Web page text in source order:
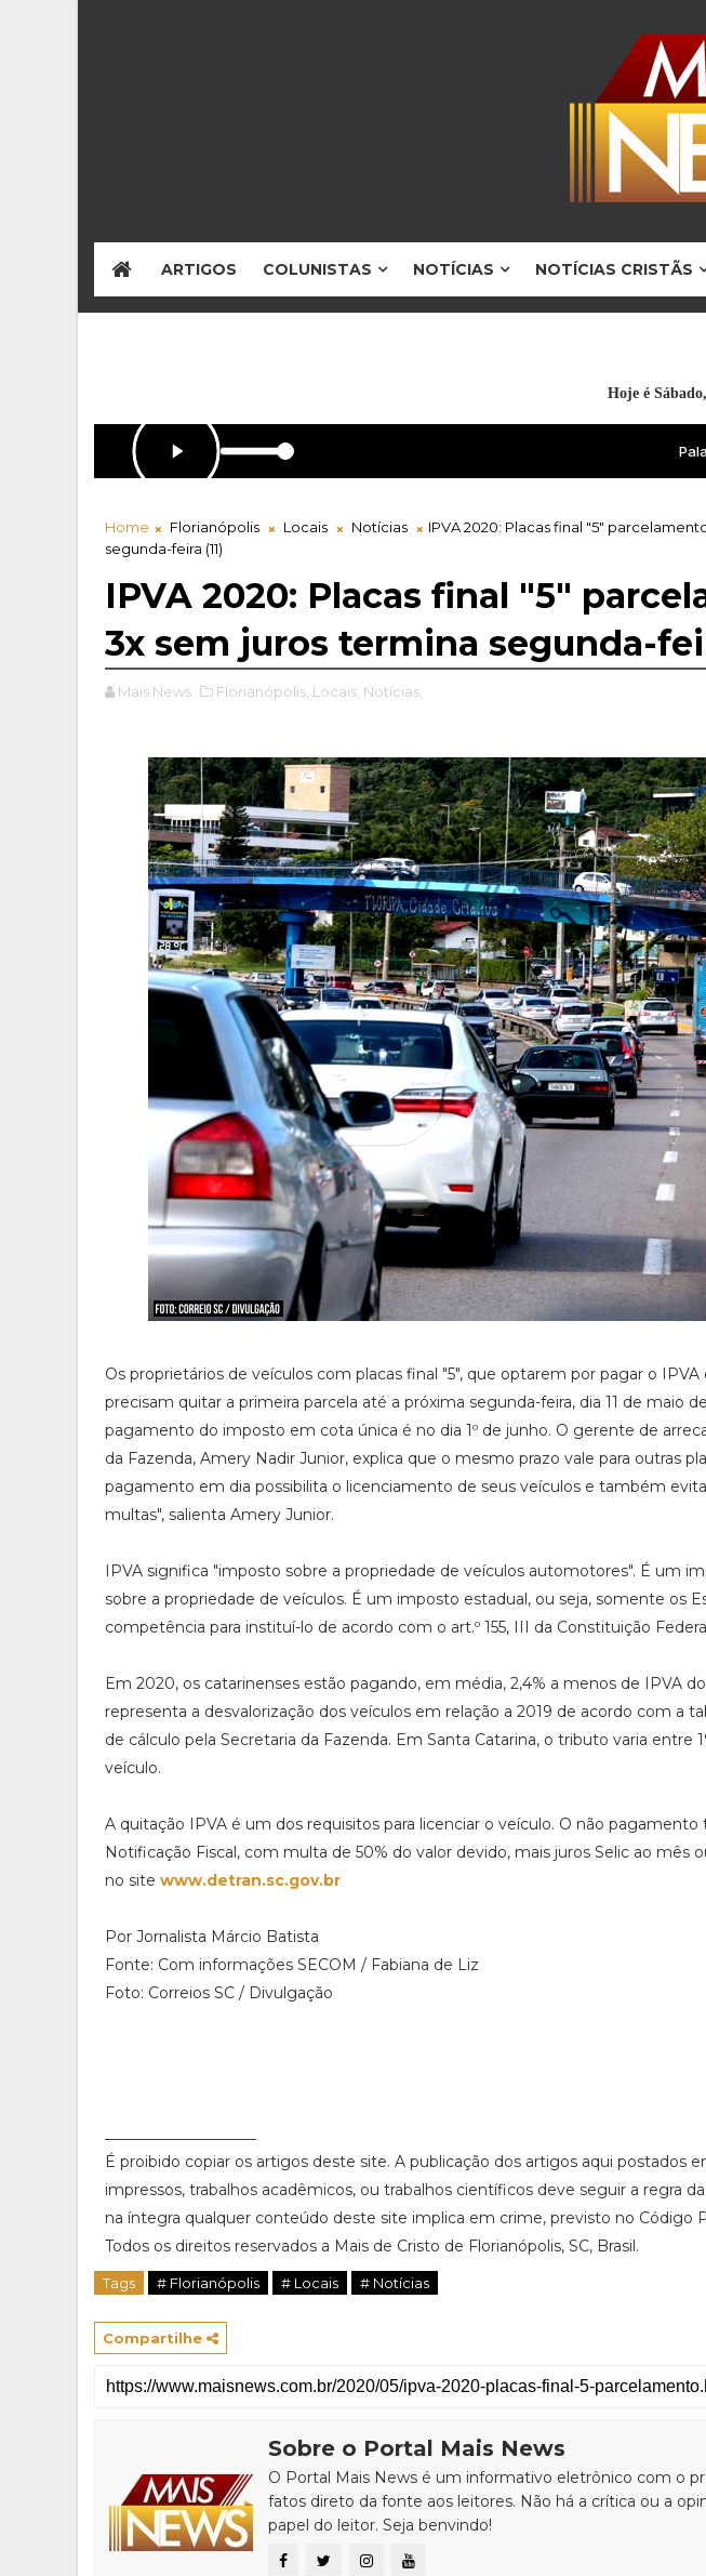
ARTIGOS COLUNISTAS NOTÍCIAS NOTÍCIAS CRISTÃS
Hoje é
Home Florianópolis Locais Notícias
IPVA 2020: Placas final "5"
segunda-feira (11)
IPVA 2020: Placas final "5"
3x sem juros termina segunda-
Mais News Florianópolis, Locais, Notícias,
Os proprietários de veículos com placas final "5", que optarem por pagar o
precisam quitar a primeira parcela até a próxima segunda-feira, dia 11 de maio
pagamento do imposto em cota única é no dia 1º de junho. O gerente de
da Fazenda, Amery Nadir Junior, explica que o mesmo prazo vale para outras
pagamento em dia possibilita o licenciamento de seus veículos e também
multas", salienta Amery Junior.
IPVA significa "imposto sobre a propriedade de veículos automotores". É um
sobre a propriedade de veículos. É um imposto estadual, ou seja, somente os
competência para instituí-lo de acordo com o art.º 155, III da Constituição
Em 2020, os catarinenses estão pagando, em média, 2,4% a menos de IPVA
representa a desvalorização dos veículos em relação a 2019 de acordo com a
de cálculo pela Secretaria da Fazenda. Em Santa Catarina, o tributo varia entre
veículo.
A quitação IPVA é um dos requisitos para licenciar o veículo. O não
Notificação Fiscal, com multa de 50% do valor devido, mais juros Selic ao mês
no site www.detran.sc.gov.br
Por Jornalista Márcio Batista
Fonte: Com informações SECOM / Fabiana de Liz
Foto: Correios SC / Divulgação
É proibido copiar os artigos deste site. A publicação dos artigos aqui postados
impressos, trabalhos acadêmicos, ou trabalhos científicos deve seguir a regra
na íntegra qualquer conteúdo deste site implica em crime, previsto no Código
Todos os direitos reservados a Mais de Cristo de Florianópolis, SC, Brasil.
Tags # Florianópolis # Locais # Notícias
Compartilhe
Sobre o Portal Mais News
O Portal Mais News é um informativo eletrônico com o
fatos direto da fonte aos leitores. Não há a crítica ou a
papel do leitor. Seja benvindo!